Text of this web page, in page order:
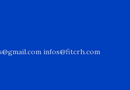
infos@fitcrh.com